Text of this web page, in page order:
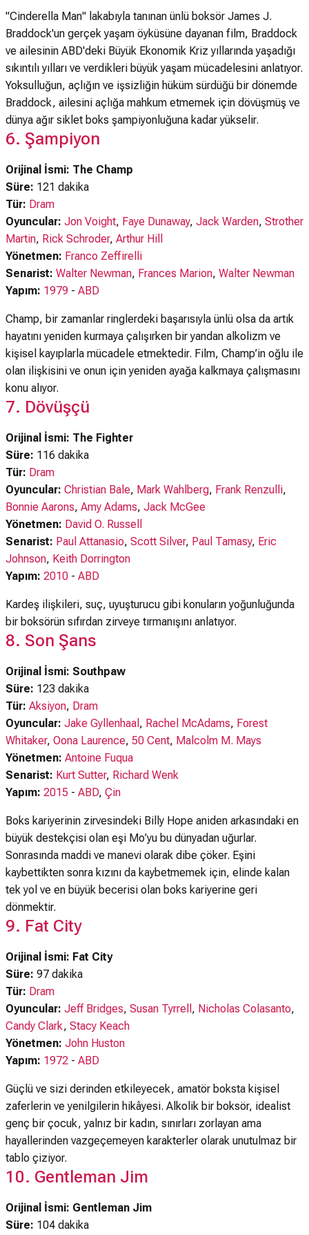
"Cinderella Man" lakabıyla tanınan ünlü boksör James J.
Braddock'un gerçek yaşam öyküsüne dayanan film, Braddock
ve ailesinin ABD'deki Büyük Ekonomik Kriz yıllarında yaşadığı
sıkıntılı yılları ve verdikleri büyük yaşam mücadelesini anlatıyor.
Yoksulluğun, açlığın ve işsizliğin hüküm sürdüğü bir dönemde
Braddock, ailesini açlığa mahkum etmemek için dövüşmüş ve
dünya ağır siklet boks şampiyonluğuna kadar yükselir.
6. Şampiyon
Orijinal İsmi: The Champ
Süre: 121 dakika
Tür: Dram
Oyuncular: Jon Voight, Faye Dunaway, Jack Warden, Strother
Martin, Rick Schroder, Arthur Hill
Yönetmen: Franco Zeffirelli
Senarist: Walter Newman, Frances Marion, Walter Newman
Yapım: 1979 - ABD
Champ, bir zamanlar ringlerdeki başarısıyla ünlü olsa da artık
hayatını yeniden kurmaya çalışırken bir yandan alkolizm ve
kişisel kayıplarla mücadele etmektedir. Film, Champ’in oğlu ile
olan ilişkisini ve onun için yeniden ayağa kalkmaya çalışmasını
konu alıyor.
7. Dövüşçü
Orijinal İsmi: The Fighter
Süre: 116 dakika
Tür: Dram
Oyuncular: Christian Bale, Mark Wahlberg, Frank Renzulli,
Bonnie Aarons, Amy Adams, Jack McGee
Yönetmen: David O. Russell
Senarist: Paul Attanasio, Scott Silver, Paul Tamasy, Eric
Johnson, Keith Dorrington
Yapım: 2010 - ABD
Kardeş ilişkileri, suç, uyuşturucu gibi konuların yoğunluğunda
bir boksörün sıfırdan zirveye tırmanışını anlatıyor.
8. Son Şans
Orijinal İsmi: Southpaw
Süre: 123 dakika
Tür: Aksiyon, Dram
Oyuncular: Jake Gyllenhaal , Rachel McAdams, Forest
Whitaker, Oona Laurence, 50 Cent, Malcolm M. Mays
Yönetmen: Antoine Fuqua
Senarist: Kurt Sutter, Richard Wenk
Yapım: 2015 - ABD, Çin
Boks kariyerinin zirvesindeki Billy Hope aniden arkasındaki en
büyük destekçisi olan eşi Mo’yu bu dünyadan uğurlar.
Sonrasında maddi ve manevi olarak dibe çöker. Eşini
kaybettikten sonra kızını da kaybetmemek için, elinde kalan
tek yol ve en büyük becerisi olan boks kariyerine geri
dönmektir.
9. Fat City
Orijinal İsmi: Fat City
Süre: 97 dakika
Tür: Dram
Oyuncular: Jeff Bridges, Susan Tyrrell , Nicholas Colasanto,
Candy Clark, Stacy Keach
Yönetmen: John Huston
Yapım: 1972 - ABD
Güçlü ve sizi derinden etkileyecek, amatör boksta kişisel
zaferlerin ve yenilgilerin hikâyesi. Alkolik bir boksör, idealist
genç bir çocuk, yalnız bir kadın, sınırları zorlayan ama
hayallerinden vazgeçemeyen karakterler olarak unutulmaz bir
tablo çiziyor.
10. Gentleman Jim
Orijinal İsmi: Gentleman Jim
Süre: 104 dakika